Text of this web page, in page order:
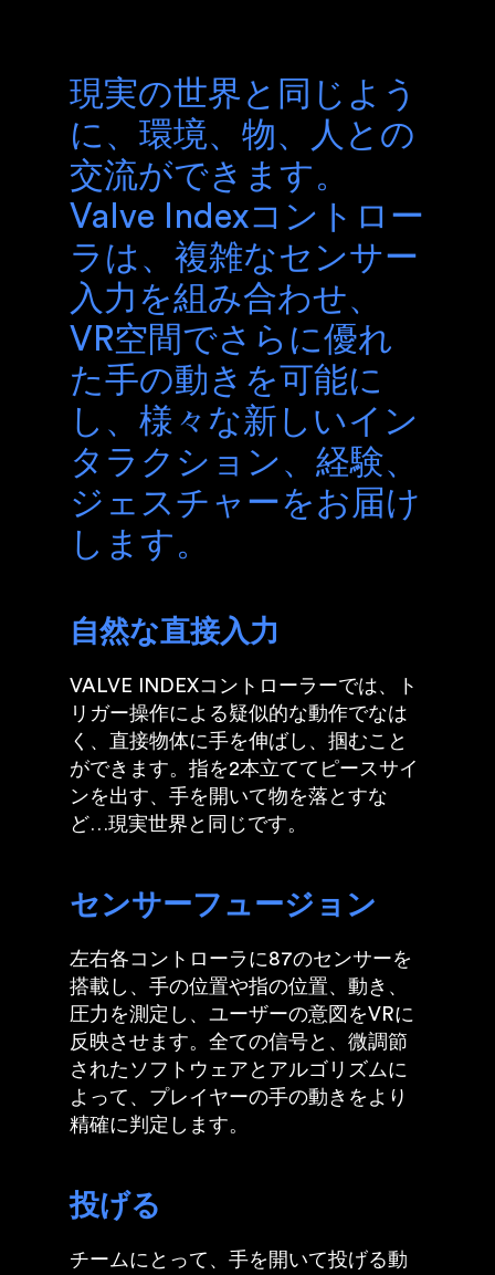
現実の世界と同じよう
に、環境、物、人との
交流ができます。
Valve Indexコントロー
ラは、複雑なセンサー
入力を組み合わせ、
VR空間でさらに優れ
た手の動きを可能に
し、様々な新しいイン
タラクション、経験、
ジェスチャーをお届け
します。
自然な直接入力
VALVE INDEXコントローラーでは、ト
リガー操作による疑似的な動作でなは
く、直接物体に手を伸ばし、掴むこと
ができます。指を2本立ててピースサイ
ンを出す、手を開いて物を落とすな
ど…現実世界と同じです。
センサーフュージョン
左右各コントローラに87のセンサーを
搭載し、手の位置や指の位置、動き、
圧力を測定し、ユーザーの意図をVRに
反映させます。全ての信号と、微調節
されたソフトウェアとアルゴリズムに
よって、プレイヤーの手の動きをより
精確に判定します。
投げる
チームにとって、手を開いて投げる動